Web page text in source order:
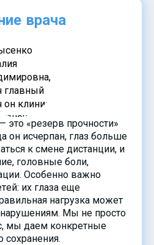
врача
это «резерв прочности»
он исчерпан, глаз больше
к смене дистанции, и
головные боли,
Особенно важно
их глаза еще
нагрузка может
Мы не просто
мы даем конкретные
сохранения.